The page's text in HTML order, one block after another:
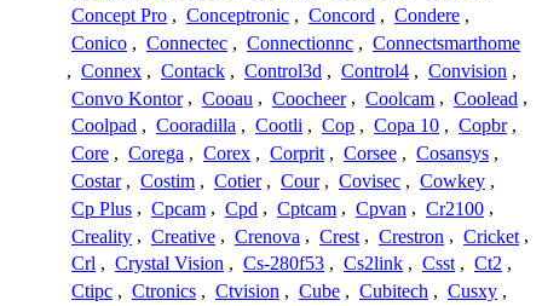
Concept Pro , Conceptronic , Concord , Condere ,
Conico , Connectec , Connectionnc , Connectsmarthome
, Connex , Contack , Control3d , Control4 , Convision ,
Convo Kontor , Cooau , Coocheer , Coolcam , Coolead ,
Coolpad , Cooradilla , Cootli , Cop , Copa 10 , Copbr ,
Core , Corega , Corex , Corprit , Corsee , Cosansys ,
Costar , Costim , Cotier , Cour , Covisec , Cowkey ,
Cp Plus , Cpcam , Cpd , Cptcam , Cpvan , Cr2100 ,
Creality , Creative , Crenova , Crest , Crestron , Cricket ,
Crl , Crystal Vision , Cs-280f53 , Cs2link , Csst , Ct2 ,
Ctipc , Ctronics , Ctvision , Cube , Cubitech , Cusxy ,